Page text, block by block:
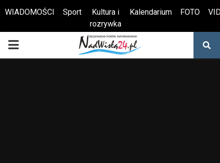
Otwórz pasek narzędzi
WIADOMOŚCI Sport
Kultura i
rozrywka
Kalendarium FOTO
PRIMARY